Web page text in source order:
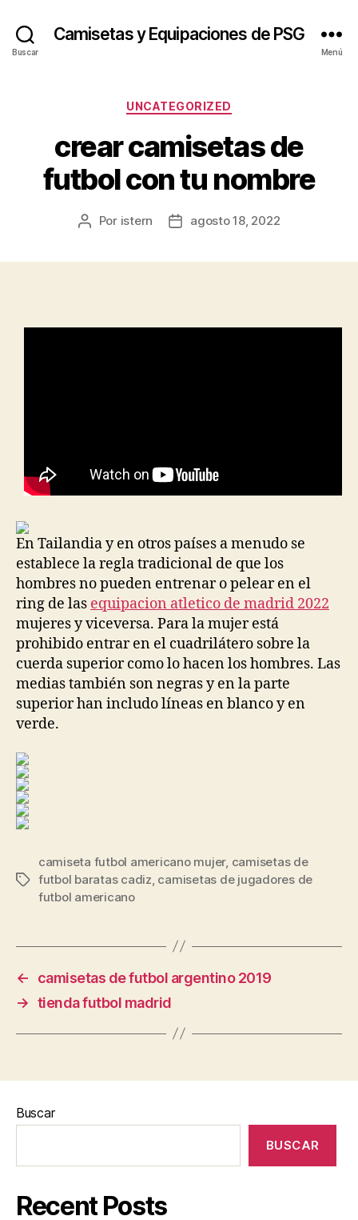
Buscar
Camisetas y Equipaciones de PSG
Menú
Categorías
UNCATEGORIZED
crear camisetas de
futbol con tu nombre
Autor
Por istern
Fechaagosto 18, 2022
En Tailandia y en otros países a menudo se
establece la regla tradicional de que los
hombres no pueden entrenar o pelear en el
ring de las equipacion atletico de madrid 2022
mujeres y viceversa. Para la mujer está
prohibido entrar en el cuadrilátero sobre la
cuerda superior como lo hacen los hombres. Las
medias también son negras y en la parte
superior han includo líneas en blanco y en
verde.
Etiquetas
camiseta futbol americano mujer, camisetas de
futbol baratas cadiz camisetas de jugadores de
futbol americano
←
camisetas de futbol argentino 2019
→ tienda futbol madrid
Buscar
BUSCAR
Recent Posts